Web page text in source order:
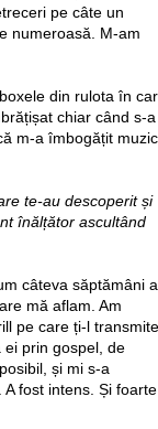
pe câte un
numeroasă. M-am
din rulota în
chiar când s-a
m-a îmbogățit
te-au descoperit și
înălțător ascultând
câteva săptămâni
mă aflam. Am
pe care ți-l transmite
ei prin gospel, de
și mi s-a
fost intens. Și foarte